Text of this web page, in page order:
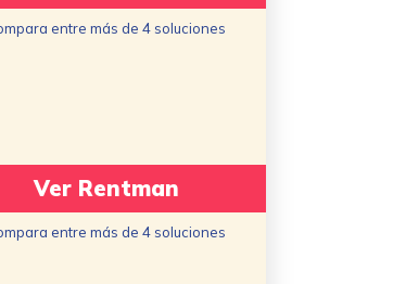
entre más de 4 soluciones
Ver Rentman
entre más de 4 soluciones